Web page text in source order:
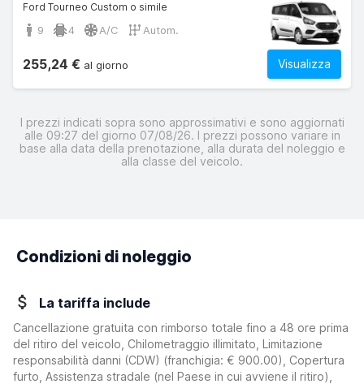
Ford Tourneo Custom o simile
9 4 A/C Autom.
Visualizza
255,24 € al giorno
I prezzi indicati sopra sono approssimativi e sono aggiornati
alle 09:27 del giorno 07/08/26. I prezzi possono variare in
base alla data della prenotazione, alla durata del noleggio e
alla classe del veicolo.
Condizioni di noleggio
La tariffa include
Cancellazione gratuita con rimborso totale fino a 48 ore prima
del ritiro del veicolo, Chilometraggio illimitato, Limitazione
responsabilità danni (CDW) (franchigia: € 900.00)
, Copertura
furto, Assistenza stradale (nel Paese in cui avviene il ritiro),